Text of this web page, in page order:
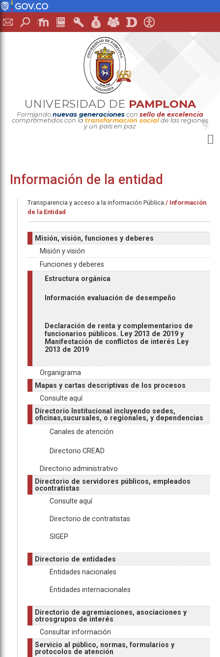
UNIVERSIDAD DE PAMPLONA
Formando nuevas generaciones con sello de excelencia
comprometidos con la transformación social de las regiones
y un país en paz
Información de la entidad
Transparencia y acceso a la información Pública / Información
de la Entidad
Misión, visión, funciones y deberes
Misión y visión
Funciones y deberes
Estructura orgánica
Información evaluación de desempeño
Declaración de renta y complementarios de
funcionarios públicos. Ley 2013 de 2019 y
Manifestación de conflictos de interés Ley
2013 de 2019
Organigrama
Mapas y cartas descriptivas de los procesos
Consulte aquí
Directorio Institucional incluyendo sedes,
oficinas,sucursales, o regionales, y dependencias
Canales de atención
Directorio CREAD
Directorio administrativo
Directorio de servidores públicos, empleados
ocontratistas
Consulte aquí
Directorio de contratistas
SIGEP
Directorio de entidades
Entidades nacionales
Entidades internacionales
Directorio de agremiaciones, asociaciones y
otrosgrupos de interés
Consultar información
Servicio al público, normas, formularios y
protocolos de atención